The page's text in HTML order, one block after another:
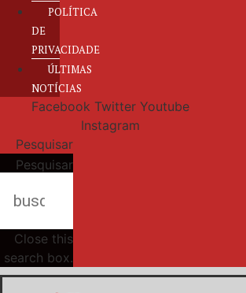
POLÍTICA
DE
PRIVACIDADE
ÚLTIMAS
NOTÍCIAS
Facebook Twitter Youtube
Instagram
Pesquisar
Pesquisar
Close this
search box.